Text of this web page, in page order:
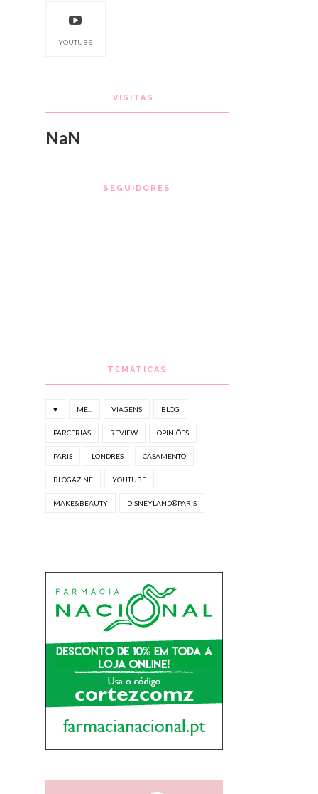
YOUTUBE
VISITAS
NaN
SEGUIDORES
TEMÁTICAS
♥ ME... VIAGENS BLOG
PARCERIAS REVIEW OPINIÕES
PARIS LONDRES CASAMENTO
BLOGAZINE YOUTUBE
MAKE&BEAUTY DISNEYLAND®PARIS